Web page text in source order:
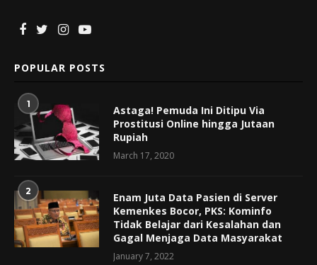
POPULAR POSTS
1
Astaga! Pemuda Ini Ditipu Via
Prostitusi Online hingga Jutaan
Rupiah
March 17, 2020
2
Enam Juta Data Pasien di Server
Kemenkes Bocor, PKS: Kominfo
Tidak Belajar dari Kesalahan dan
Gagal Menjaga Data Masyarakat
January 7, 2022